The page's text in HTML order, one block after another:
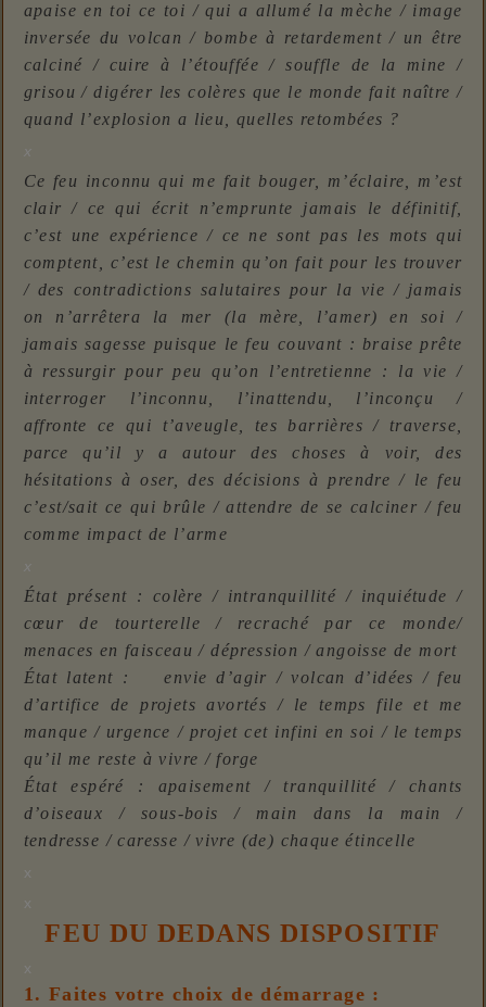
apaise en toi ce toi / qui a allumé la mèche / image
inversée du volcan / bombe à retardement / un être
calciné / cuire à l’étouffée / souffle de la mine /
grisou / digérer les colères que le monde fait naître /
quand l’explosion a lieu, quelles retombées ?
x
Ce feu inconnu qui me fait bouger, m’éclaire, m’est
clair / ce qui écrit n’emprunte jamais le définitif,
c’est une expérience / ce ne sont pas les mots qui
comptent, c’est le chemin qu’on fait pour les trouver
/ des contradictions salutaires pour la vie / jamais
on n’arrêtera la mer (la mère, l’amer) en soi /
jamais sagesse puisque le feu couvant : braise prête
à ressurgir pour peu qu’on l’entretienne : la vie /
interroger l’inconnu, l’inattendu, l’inconçu /
affronte ce qui t’aveugle, tes barrières / traverse,
parce qu’il y a autour des choses à voir, des
hésitations à oser, des décisions à prendre / le feu
c’est/sait ce qui brûle / attendre de se calciner / feu
comme impact de l’arme
x
État présent : colère / intranquillité / inquiétude /
cœur de tourterelle / recraché par ce monde/
menaces en faisceau / dépression / angoisse de mort
État latent : envie d’agir / volcan d’idées / feu
d’artifice de projets avortés / le temps file et me
manque / urgence / projet cet infini en soi / le temps
qu’il me reste à vivre / forge
État espéré : apaisement / tranquillité / chants
d’oiseaux / sous-bois / main dans la main /
tendresse / caresse / vivre (de) chaque étincelle
x
x
FEU DU DEDANS DISPOSITIF
x
1. Faites votre choix de démarrage :